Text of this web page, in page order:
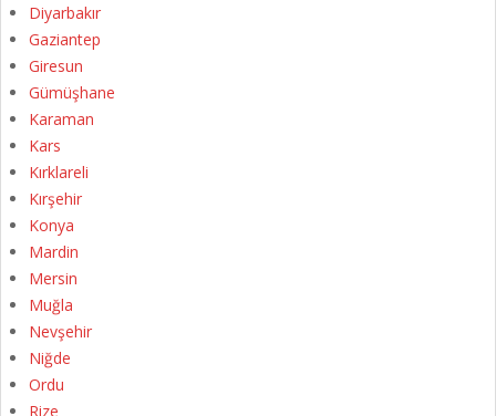
Diyarbakır
Gaziantep
Giresun
Gümüşhane
Karaman
Kars
Kırklareli
Kırşehir
Konya
Mardin
Mersin
Muğla
Nevşehir
Niğde
Ordu
Rize